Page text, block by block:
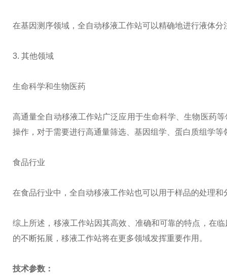
在基因测序领域，全自动移液工作站可以精确地进行液体
3. 其他领域
生命科学和生物医药
高通量全自动移液工作站广泛应用于生命科学、生物医药
操作，对于需要进行高通量筛选、基因组学、蛋白质组学
食品行业
在食品行业中，全自动移液工作站也可以用于样品的处理
综上所述，移液工作站因其高效、准确和可靠的特点，在
的不断拓展，移液工作站将在更多领域发挥重要作用。
技术参数：